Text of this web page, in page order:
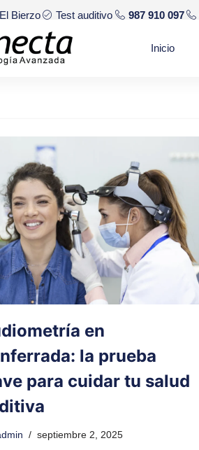
Bierzo Test auditivo 987 910 097
Inicio
en
la prueba
para cuidar tu salud
septiembre 2, 2025